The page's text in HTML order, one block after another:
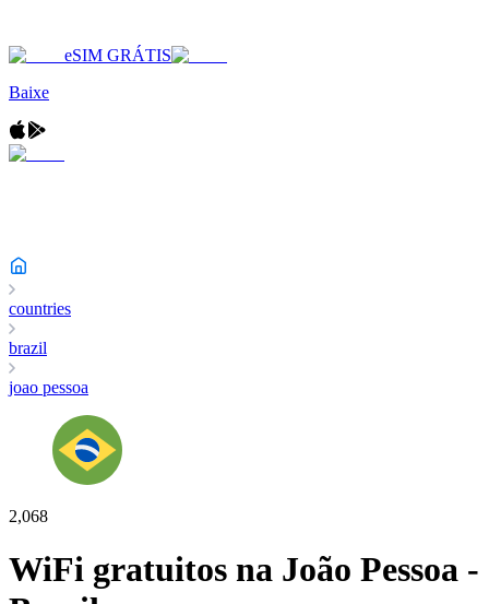
eSIM GRÁTIS
Baixe
countries
brazil
joao pessoa
2,068
WiFi gratuitos na João Pessoa -